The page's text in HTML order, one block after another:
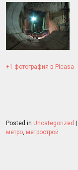
+1 фотография в Picasa
Posted in Uncategorized
метро, метрострой